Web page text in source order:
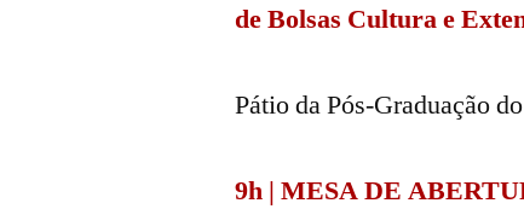
de Bolsas Cultura e
Pátio da Pós-Graduação
9h | MESA DE